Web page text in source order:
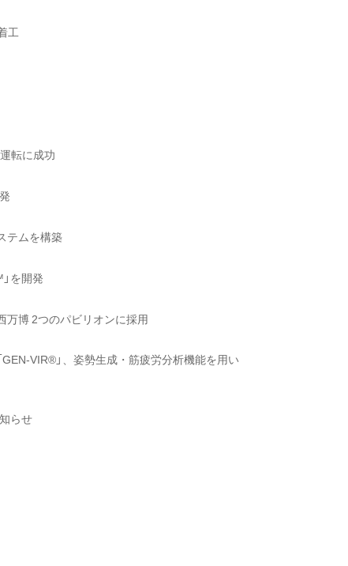
工
転に成功
テムを構築
を開発
万博 2つのパビリオンに採用
VIR®」、姿勢生成・筋疲労分析機能を用い
らせ